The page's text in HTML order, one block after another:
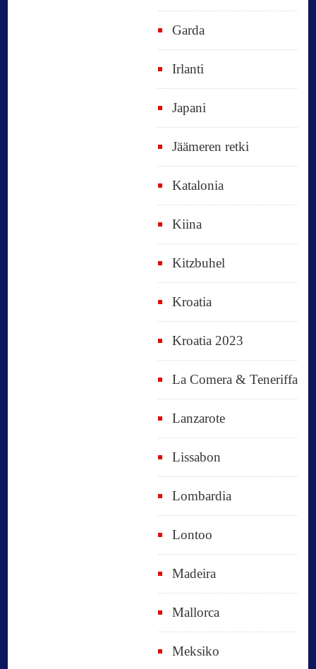
Garda
Irlanti
Japani
Jäämeren retki
Katalonia
Kiina
Kitzbuhel
Kroatia
Kroatia 2023
La Comera & Teneriffa
Lanzarote
Lissabon
Lombardia
Lontoo
Madeira
Mallorca
Meksiko